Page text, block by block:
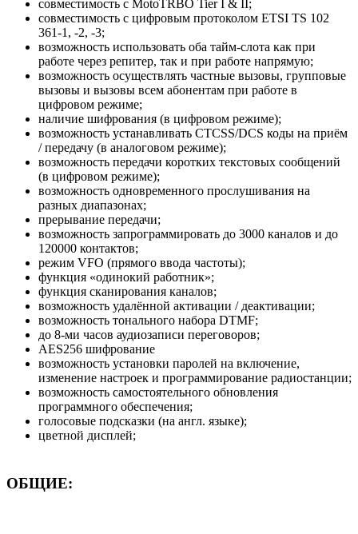
совместимость с MotoTRBO Tier I & II;
совместимость с цифровым протоколом ETSI TS 102
361-1, -2, -3;
возможность использовать оба тайм-слота как при
работе через репитер, так и при работе напрямую;
возможность осуществлять частные вызовы, групповые
вызовы и вызовы всем абонентам при работе в
цифровом режиме;
наличие шифрования (в цифровом режиме);
возможность устанавливать CTCSS/DCS коды на приём
/ передачу (в аналоговом режиме);
возможность передачи коротких текстовых сообщений
(в цифровом режиме);
возможность одновременного прослушивания на
разных диапазонах;
прерывание передачи;
возможность запрограммировать до 3000 каналов и до
120000 контактов;
режим VFO (прямого ввода частоты);
функция «одинокий работник»;
функция сканирования каналов;
возможность удалённой активации / деактивации;
возможность тонального набора DTMF;
до 8-ми часов аудиозаписи переговоров;
AES256 шифрование
возможность установки паролей на включение,
изменение настроек и программирование радиостанции;
возможность самостоятельного обновления
программного обеспечения;
голосовые подсказки (на англ. языке);
цветной дисплей;
ОБЩИЕ: